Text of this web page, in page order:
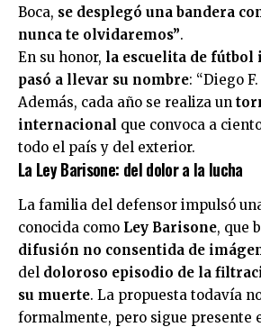
Boca, se desplegó una bandera
nunca te olvidaremos”.
En su honor, la escuelita de
pasó a llevar su nombre: “Diego
Además, cada año se realiza un
internacional que convoca a
todo el país y del exterior.
La Ley Barisone: del dolor a la lucha
La familia del defensor impulsó
conocida como Ley Barisone, que
difusión no consentida de
del doloroso episodio de la
su muerte. La propuesta todavía
formalmente, pero sigue presente